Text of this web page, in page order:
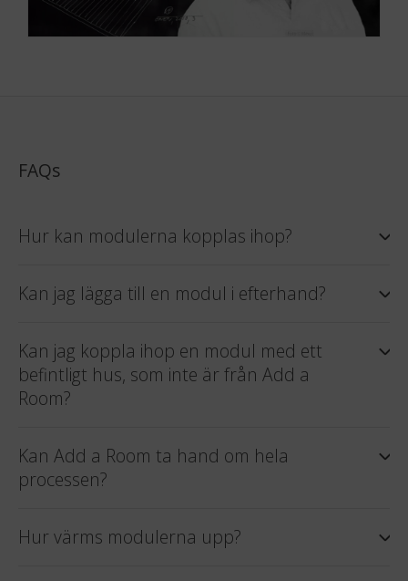
FAQs
Hur kan modulerna kopplas ihop?
Kan jag lägga till en modul i efterhand?
Kan jag koppla ihop en modul med ett
befintligt hus, som inte är från Add a
Room?
Kan Add a Room ta hand om hela
processen?
Hur värms modulerna upp?